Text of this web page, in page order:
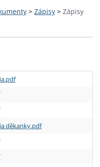
> Zápisy > Zápisy
děkanky.pdf